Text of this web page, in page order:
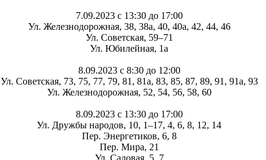
7.09.2023 с 13:30 до 17:00
Ул. Железнодорожная, 38, 38а, 40, 40а, 42, 44, 46
Ул. Советская, 59–71
Ул. Юбилейная, 1а
8.09.2023 с 8:30 до 12:00
Ул. Советская, 73, 75, 77, 79, 81, 81а, 83, 85, 87, 89, 91, 91а, 93
Ул. Железнодорожная, 52, 54, 56, 58, 60
8.09.2023 с 13:30 до 17:00
Ул. Дружбы народов, 10, 1–17, 4, 6, 8, 12, 14
Пер. Энергетиков, 6, 8
Пер. Мира, 21